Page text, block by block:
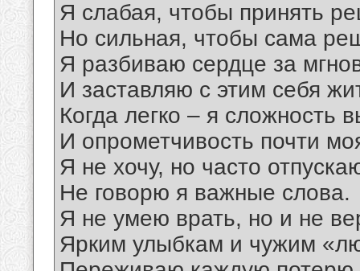
Я слабая, чтобы принять
Но сильная, чтобы сама
Я разбиваю сердце за
И заставляю с этим себя
Когда легко – я сложность
И опрометчивость почти
Я не хочу, но часто
Не говорю я важные слова.
Я не умею врать, но и не
Ярким улыбкам и чужим